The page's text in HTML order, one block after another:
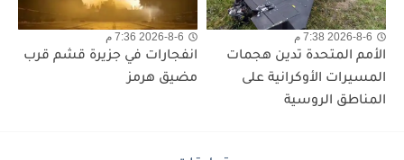
2026-8-6 7:38 م
الأمم المتحدة تدين هجمات
المسيرات الأوكرانية على
المناطق الروسية
2026-8-6 7:36 م
انفجارات في جزيرة قشم قرب
مضيق هرمز